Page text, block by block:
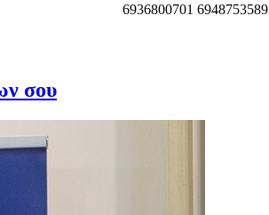
6936800701 6948753589
σου